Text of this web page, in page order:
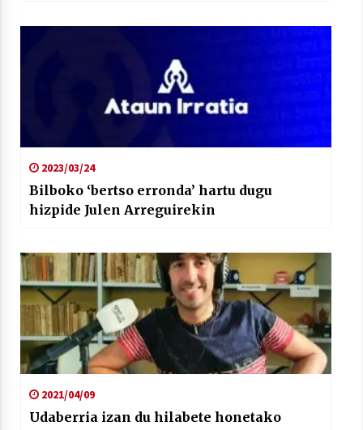
2023/03/24
Bilboko ‘bertso erronda’ hartu dugu
hizpide Julen Arreguirekin
2021/04/09
Udaberria izan du hilabete honetako